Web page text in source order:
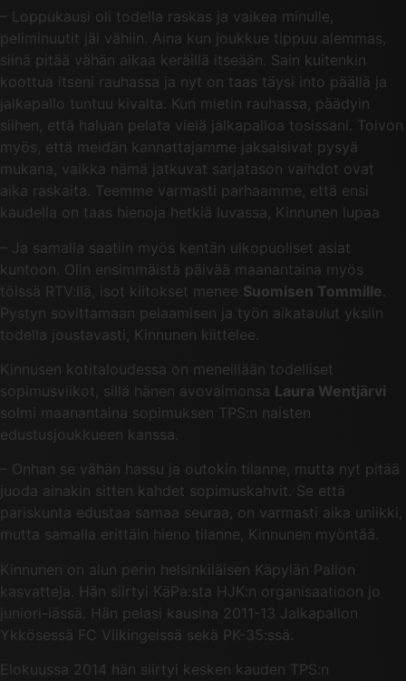
– Loppukausi oli todella raskas ja vaikea minulle,
peliminuutit jäi vähiin. Aina kun joukkue tippuu alemmas,
siinä pitää vähän aikaa keräillä itseään. Sain kuitenkin
koottua itseni rauhassa ja nyt on taas täysi into päällä ja
jalkapallo tuntuu kivalta. Kun mietin rauhassa, päädyin
siihen, että haluan pelata vielä jalkapalloa tosissani. Toivon
myös, että meidän kannattajamme jaksaisivat pysyä
mukana, vaikka nämä jatkuvat sarjatason vaihdot ovat
aika raskaita. Teemme varmasti parhaamme, että ensi
kaudella on taas hienoja hetkiä luvassa, Kinnunen lupaa
– Ja samalla saatiin myös kentän ulkopuoliset asiat
kuntoon. Olin ensimmäistä päivää maanantaina myös
töissä RTV:llä, isot kiitokset menee Suomisen Tommille.
Pystyn sovittamaan pelaamisen ja työn aikataulut yksiin
todella joustavasti, Kinnunen kiittelee.
Kinnusen kotitaloudessa on meneillään todelliset
sopimusviikot, sillä hänen avovaimonsa Laura Wentjärvi
solmi maanantaina sopimuksen TPS:n naisten
edustusjoukkueen kanssa.
– Onhan se vähän hassu ja outokin tilanne, mutta nyt pitää
juoda ainakin sitten kahdet sopimuskahvit. Se että
pariskunta edustaa samaa seuraa, on varmasti aika uniikki,
mutta samalla erittäin hieno tilanne, Kinnunen myöntää.
Kinnunen on alun perin helsinkiläisen Käpylän Pallon
kasvatteja. Hän siirtyi KäPa:sta HJK:n organisaatioon jo
juniori-iässä. Hän pelasi kausina 2011-13 Jalkapallon
Ykkösessä FC Viikingeissä sekä PK-35:ssä.
Elokuussa 2014 hän siirtyi kesken kauden TPS:n